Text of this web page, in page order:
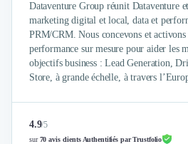
Dataventure Group réunit Dataventure
marketing digital et local, data et
PRM/CRM. Nous concevons et activons
performance sur mesure pour aider les
objectifs business : Lead Generation,
Store, à grande échelle, à travers
4.9/5
sur70 avis clients Authentifiés par Trustfolio